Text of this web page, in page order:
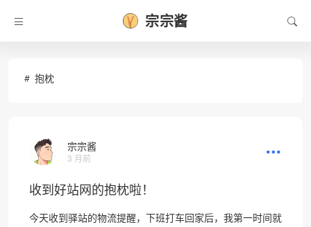
宗宗酱
抱枕
宗宗酱
3 月前
收到好站网的抱枕啦！
今天收到驿站的物流提醒，下班打车回家后，我第一时间就